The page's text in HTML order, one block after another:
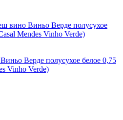
Верде полусухое белое 0,75
Vinho Verde)